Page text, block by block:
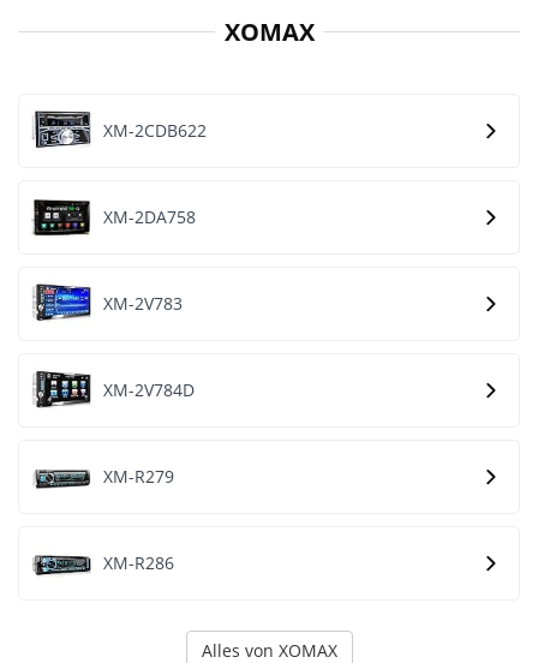
XOMAX
XM-2CDB622
XM-2DA758
XM-2V783
XM-2V784D
XM-R279
XM-R286
Alles von XOMAX